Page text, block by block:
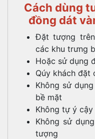
Cách dùng
đồng dát
Đặt tượng
các khu trưng
Hoặc sử dụng
Qúy khách đặt
Không sử
bề mặt
Không tự ý
Không sử
tượng